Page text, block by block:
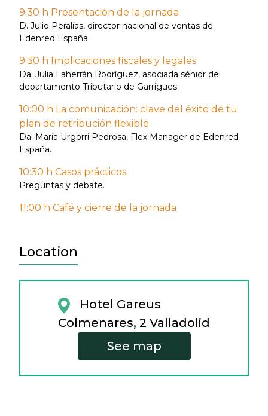
9:30 h Presentación de la jornada
D. Julio Peralías, director nacional de ventas de
Edenred España.
9:30 h Implicaciones fiscales y legales
Da. Julia Laherrán Rodríguez, asociada sénior del
departamento Tributario de Garrigues.
10:00 h La comunicación: clave del éxito de tu
plan de retribución flexible
Da. María Urgorri Pedrosa, Flex Manager de Edenred
España.
10:30 h Casos prácticos
Preguntas y debate.
11:00 h Café y cierre de la jornada
Location
Hotel Gareus
Colmenares, 2 Valladolid
See map